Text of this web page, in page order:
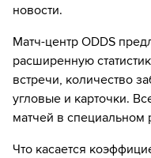
17´ Дэнни Лоудер
18´ Лилль совершает
противника
Удар от ворот
новости.
Матч-центр ODDS
расширенную
встречи, количество
угловые и карточки.
матчей в специальном
Что касается